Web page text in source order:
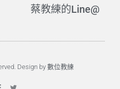
蔡教練的Line@
Design by 數位教練